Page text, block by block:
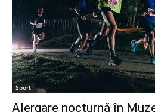
Sport
Alergare nocturnă în